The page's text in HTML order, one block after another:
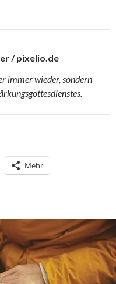
/ pixelio.de
immer wieder, sondern
Mehr